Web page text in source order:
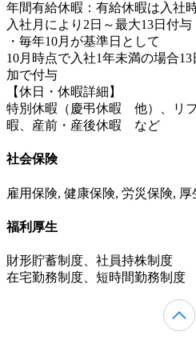
年間有給休暇：有給休暇は入社
入社月により2日～最大13日付与
・毎年10月が基準日として
10月時点で入社1年未満の場合
加で付与
【休日・休暇詳細】
特別休暇（慶弔休暇 他）、リ
暇、産前・産後休暇 など
社会保険
雇用保険, 健康保険, 労災保険, 厚
福利厚生
財形貯蓄制度、社員持株制度
在宅勤務制度、短時間勤務制